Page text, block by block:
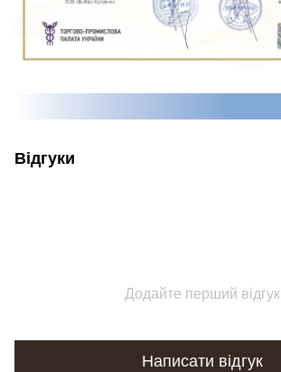
Відгуки
Додайте перший відгук
Написати відгук